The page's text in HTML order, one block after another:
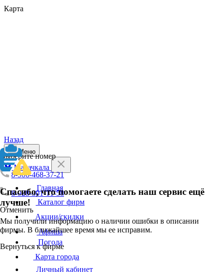
Карта
Назад
Выберите номер
8-906-468-37-21
8-928-301-11-58
Отменить
Спасибо, что помогаете сделать наш сервис ещё
лучше!
Мы получили информацию о наличии ошибки в описании
фирмы. В ближайшее время мы ее исправим.
Вернуться к фирме
Меню
Махачкала
Главная
Каталог фирм
Акции/скидки
Афиша
Погода
Карта города
Личный кабинет